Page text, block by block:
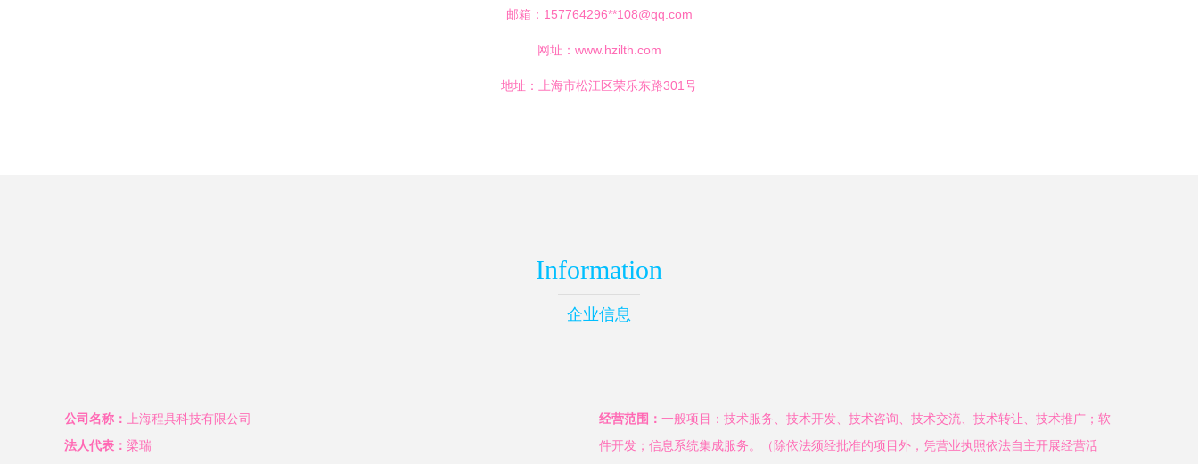
邮箱：157764296**108@qq.com
网址： www.hzilth.com
地址：上海市松江区荣乐东路301号
Information
企业信息
公司名称：
上海程具科技有限公司
法人代表： 梁瑞
经营范围： 一般项目：技术服务、技术开发、技术咨询、技术交流、技术转让、技术推广；软
件开发；信息系统集成服务。（除依法须经批准的项目外，凭营业执照依法自主开展经营活